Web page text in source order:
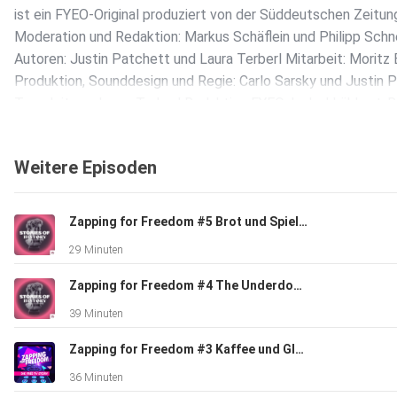
ist ein FYEO-Original produziert von der Süddeutschen
Moderation und Redaktion: Markus Schäflein und Philipp
Autoren: Justin Patchett und Laura Terberl Mitarbeit: Moritz
Produktion, Sounddesign und Regie: Carlo Sarsky und Justin
erfahre hier mehr über die Werbemöglichkeiten bei Seven.One
Weitere Episoden
Zapping for Freedom #5 Brot und Spiele – Der Gameshowboom im Privatfernsehen
29 Minuten
Zapping for Freedom #4 The Underdogs – Die kleinen Pioniere des Privatfernsehens
39 Minuten
Zapping for Freedom #3 Kaffee und Glotze - Frühstücksfernsehen
36 Minuten